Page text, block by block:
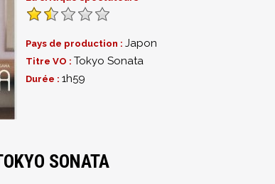
Pays de production : Japon
Titre VO : Tokyo Sonata
Durée : 1h59
SONATA